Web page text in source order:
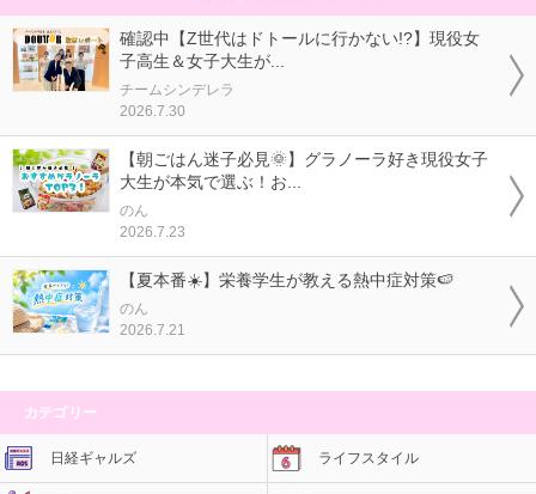
確認中【Z世代はドトールに行かない!?】現役女
子高生＆女子大生が...
チームシンデレラ
2026.7.30
【朝ごはん迷子必見🌞】グラノーラ好き現役女子
大生が本気で選ぶ！お...
のん
2026.7.23
【夏本番☀️】栄養学生が教える熱中症対策🍉
のん
2026.7.21
カテゴリー
日経ギャルズ ライフスタイル